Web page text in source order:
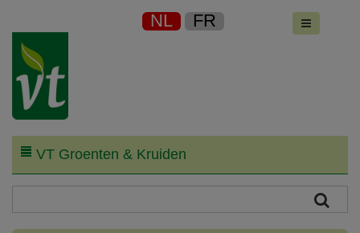
NL FR
VT Groenten & Kruiden